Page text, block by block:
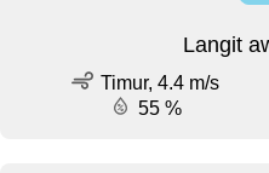
Langit
Timur, 4.4 m/s
55 %